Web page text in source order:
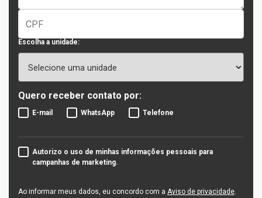
Escolha a unidade:
Quero receber contato por:
E-mail WhatsApp Telefone
Autorizo o uso de minhas informações pessoais para
campanhas de marketing.
Ao informar meus dados, eu concordo com a Aviso de privacidade.